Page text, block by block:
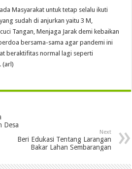
Masyarakat untuk tetap selalu ikuti
sudah di anjurkan yaitu 3 M,
Tangan, Menjaga Jarak demi kebaikan
bersama-sama agar pandemi ini
beraktifitas normal lagi seperti
(arl)
Desa
Next
Beri Edukasi Tentang Larangan
Bakar Lahan Sembarangan